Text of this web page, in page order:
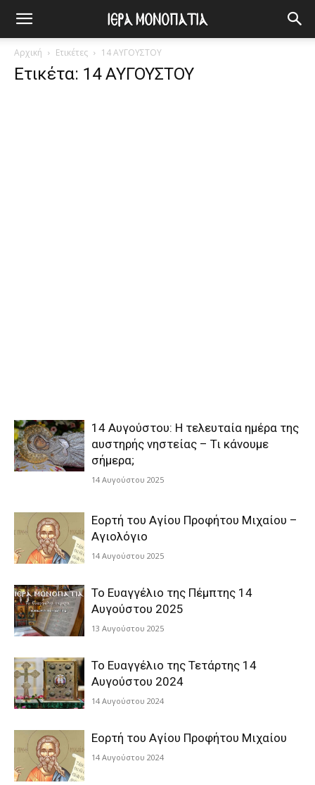
Αρχική Ετικέτες 14 ΑΥΓΟΥΣΤΟΥ
Ετικέτα: 14 ΑΥΓΟΥΣΤΟΥ
14 Αυγούστου: Η τελευταία ημέρα της
αυστηρής νηστείας – Τι κάνουμε
σήμερα;
14 Αυγούστου 2025
Εορτή του Αγίου Προφήτου Μιχαίου –
Αγιολόγιο
14 Αυγούστου 2025
Το Ευαγγέλιο της Πέμπτης 14
Αυγούστου 2025
13 Αυγούστου 2025
Το Ευαγγέλιο της Τετάρτης 14
Αυγούστου 2024
14 Αυγούστου 2024
Εορτή του Αγίου Προφήτου Μιχαίου
14 Αυγούστου 2024